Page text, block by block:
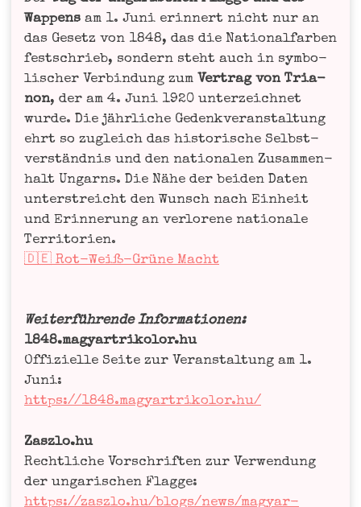
Wap­pens am 1. Juni erin­nert nicht nur an
das Gesetz von 1848, das die Natio­nal­far­ben
fest­schrieb, son­dern steht auch in sym­bo­
li­scher Ver­bin­dung zum Ver­trag von Tria­
non, der am 4. Juni 1920 unter­zeich­net
wur­de. Die jähr­li­che Gedenk­ver­an­stal­tung
ehrt so zugleich das his­to­ri­sche Selbst­
ver­ständ­nis und den natio­na­len Zusam­men­
halt Ungarns. Die Nähe der bei­den Daten
unter­streicht den Wunsch nach Ein­heit
und Erin­ne­rung an ver­lo­re­ne natio­na­le
Ter­ri­to­ri­en.
🇩🇪 Rot-Weiß-Grü­ne Macht
Wei­ter­füh­ren­de Infor­ma­tio­nen:
1848.magyartrikolor.hu
Offi­zi­el­le Sei­te zur Ver­an­stal­tung am 1.
Juni:
https://1848.magyartrikolor.hu/
Zaszlo.hu
Recht­li­che Vor­schrif­ten zur Ver­wen­dung
der unga­ri­schen Flag­ge:
https://zaszlo.hu/blogs/news/magyar-